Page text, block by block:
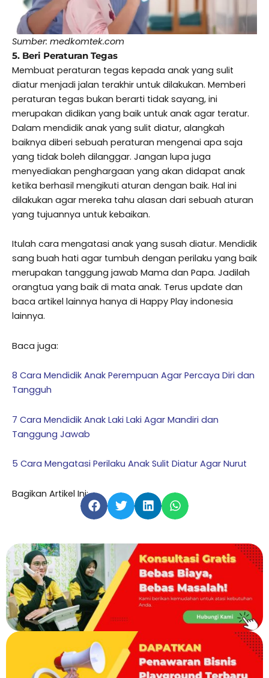
Sumber: medkomtek.com
5. Beri Peraturan Tegas
Membuat peraturan tegas kepada anak yang sulit
diatur menjadi jalan terakhir untuk dilakukan. Memberi
peraturan tegas bukan berarti tidak sayang, ini
merupakan didikan yang baik untuk anak agar teratur.
Dalam mendidik anak yang sulit diatur, alangkah
baiknya diberi sebuah peraturan mengenai apa saja
yang tidak boleh dilanggar. Jangan lupa juga
menyediakan penghargaan yang akan didapat anak
ketika berhasil mengikuti aturan dengan baik. Hal ini
dilakukan agar mereka tahu alasan dari sebuah aturan
yang tujuannya untuk kebaikan.
Itulah cara mengatasi anak yang susah diatur. Mendidik
sang buah hati agar tumbuh dengan perilaku yang baik
merupakan tanggung jawab Mama dan Papa. Jadilah
orangtua yang baik di mata anak. Terus update dan
baca artikel lainnya hanya di Happy Play indonesia
lainnya.
Baca juga:
8 Cara Mendidik Anak Perempuan Agar Percaya Diri dan
Tangguh
7 Cara Mendidik Anak Laki Laki Agar Mandiri dan
Tanggung Jawab
5 Cara Mengatasi Perilaku Anak Sulit Diatur Agar Nurut
Bagikan Artikel Ini: